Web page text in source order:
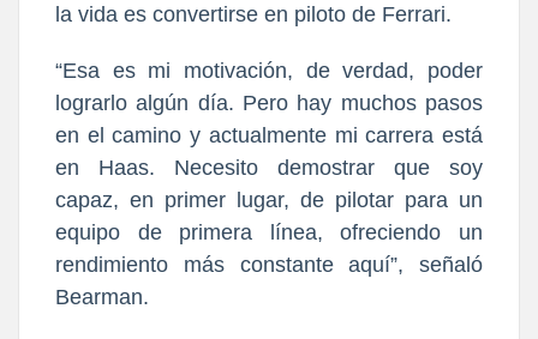
la vida es convertirse en piloto de Ferrari.
“Esa es mi motivación, de verdad, poder
lograrlo algún día. Pero hay muchos pasos
en el camino y actualmente mi carrera está
en Haas.
Necesito demostrar que soy
capaz, en primer lugar, de pilotar para un
equipo de primera línea, ofreciendo un
rendimiento más constante aquí”, señaló
Bearman.